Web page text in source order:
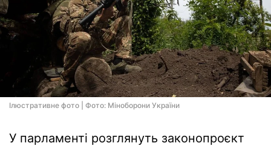
Ілюстративне фото | Фото: Міноборони України
У парламенті розглянуть законопроєкт